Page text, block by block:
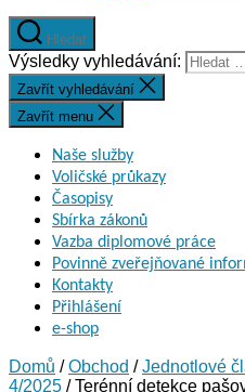
Hledat
Výsledky vyhledávání:
Zavřít vyhledávání
Zavřít menu
Naše služby
Voličské průkazy
Časopisy
Sbírka zákonů
Vazba diplomové práce
Povinně zveřejňované
Kontakty
Přihlášení
e-shop
Domů /Obchod /Jednotlové
4/2025 / Terénní detekce